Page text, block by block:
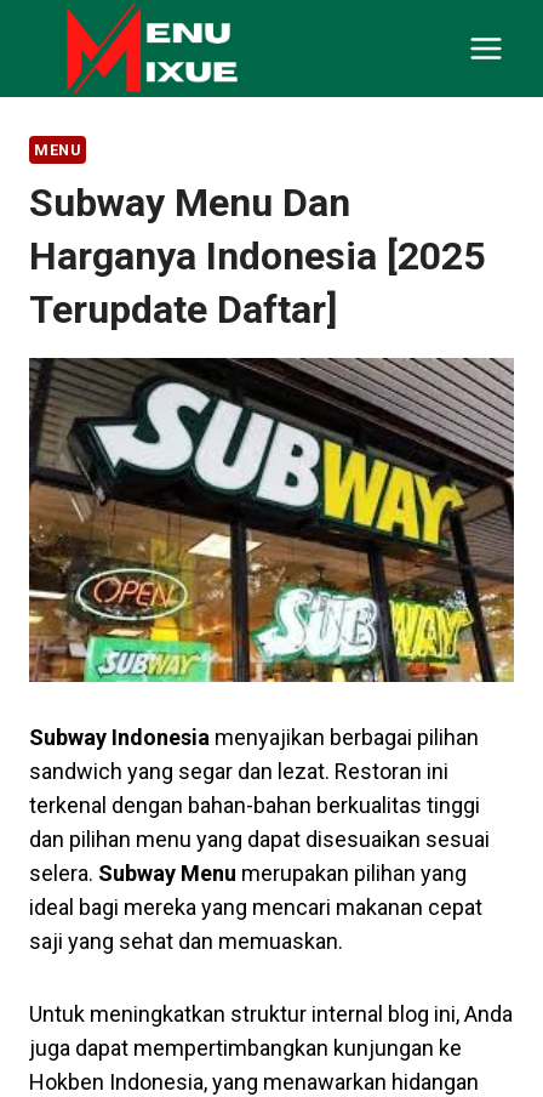
content
MENU
Subway Menu Dan
Harganya Indonesia [2025
Terupdate Daftar]
Subway Indonesia menyajikan berbagai pilihan
sandwich yang segar dan lezat. Restoran ini
terkenal dengan bahan-bahan berkualitas tinggi
dan pilihan menu yang dapat disesuaikan sesuai
selera. Subway Menu merupakan pilihan yang
ideal bagi mereka yang mencari makanan cepat
saji yang sehat dan memuaskan.
Untuk meningkatkan struktur internal blog ini, Anda
juga dapat mempertimbangkan kunjungan ke
Hokben Indonesia, yang menawarkan hidangan